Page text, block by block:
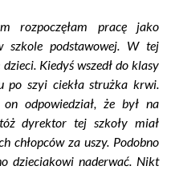
rozpoczęłam pracę jako
szkole podstawowej. W tej
Kiedyś wszedł do klasy
po szyi ciekła strużka krwi.
odpowiedział, że był na
dyrektor tej szkoły miał
chłopców za uszy. Podobno
dzieciakowi naderwać. Nikt